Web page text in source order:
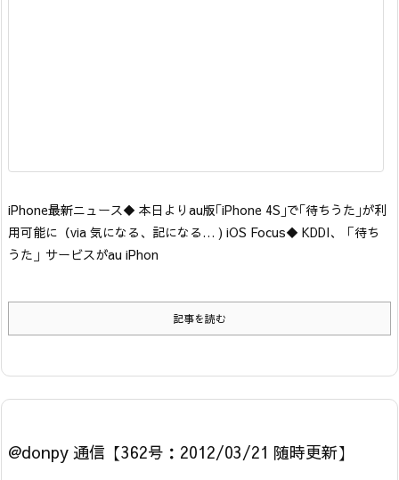
iPhone最新ニュース◆ 本日よりau版｢iPhone 4S｣で｢待ちうた｣が利
用可能に （via 気になる、記になる… ) iOS Focus◆ KDDI、「待ち
うた」サービスがau iPhon
記事を読む
@donpy 通信【362号：2012/03/21 随時更新】